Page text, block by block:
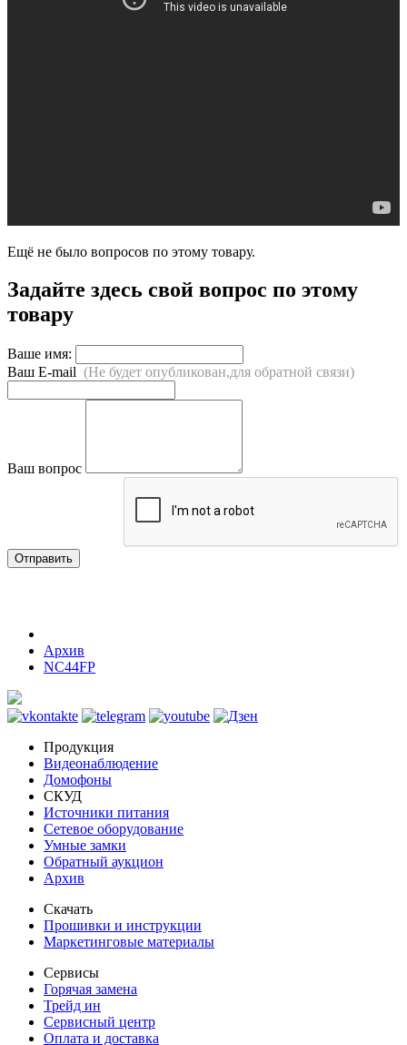
Ещё не было вопросов по этому товару.
Задайте здесь свой вопрос по этому
товару
Ваше имя:
Ваш E-mail (Не будет опубликован,для обратной связи)
Ваш вопрос
Отправить
Архив
NC44FP
Продукция
Видеонаблюдение
Домофоны
СКУД
Источники питания
Сетевое оборудование
Умные замки
Обратный аукцион
Архив
Скачать
Прошивки и инструкции
Маркетинговые материалы
Сервисы
Горячая замена
Трейд ин
Сервисный центр
Оплата и доставка